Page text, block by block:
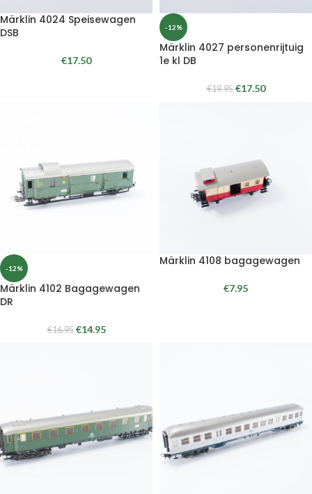
Märklin 4024 Speisewagen
DSB
€17.50
-12%
Märklin 4027 personenrijtuig
1e kl DB
€19.95 €17.50
-12%
Märklin 4102 Bagagewagen
DR
€16.95 €14.95
Märklin 4108 bagagewagen
€7.95